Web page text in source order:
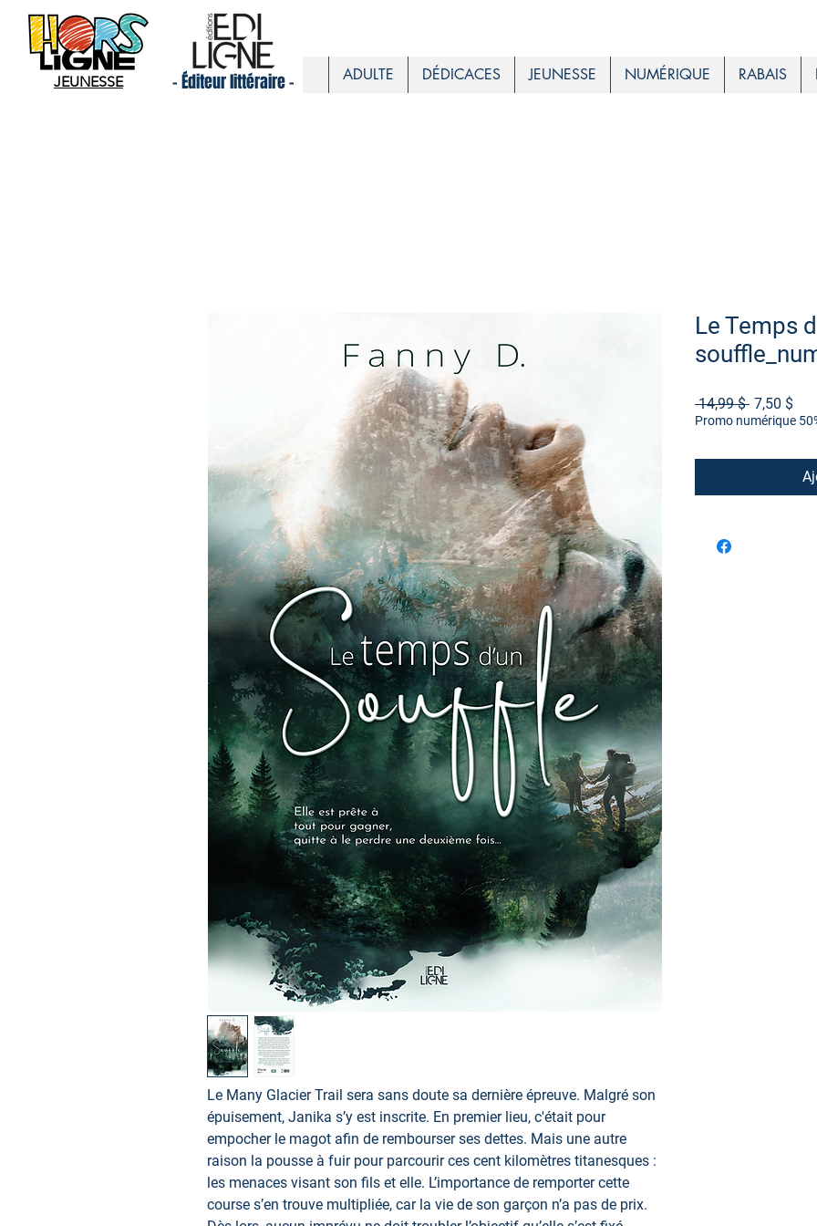
JEUNESSE - Éditeur littéraire - ADULTE DÉDICACES JEUNESSE NUMÉRIQUE RABAIS
Le Many Glacier Trail sera sans doute sa dernière épreuve. Malgré son
épuisement, Janika s’y est inscrite. En premier lieu, c'était pour
empocher le magot afin de rembourser ses dettes. Mais une autre
raison la pousse à fuir pour parcourir ces cent kilomètres titanesques :
les menaces visant son fils et elle. L’importance de remporter cette
course s’en trouve multipliée, car la vie de son garçon n’a pas de prix.
Le Temps
14,99 $ Prix
original
7,50 $Prix
Promo numérique